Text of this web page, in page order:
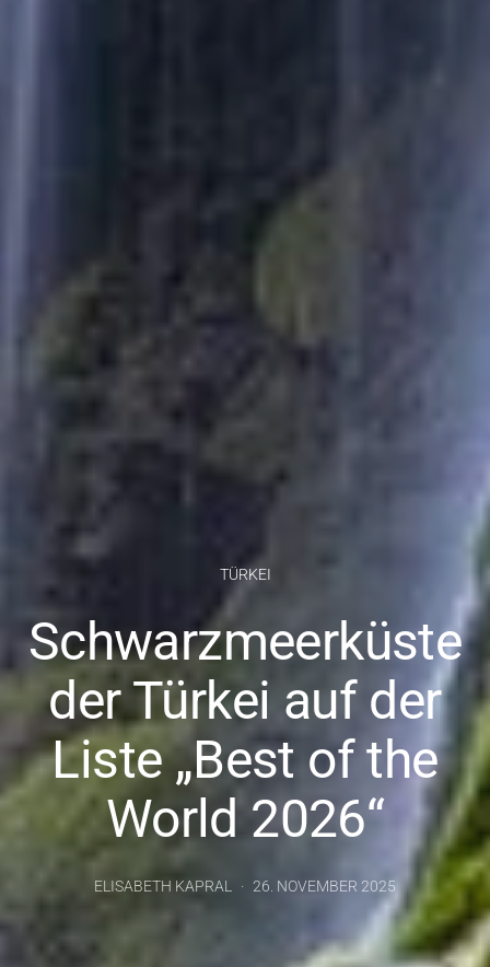
TÜRKEI
Schwarzmeerküste
der Türkei auf der
Liste „Best of the
World 2026“
ELISABETH KAPRAL 26. NOVEMBER 2025